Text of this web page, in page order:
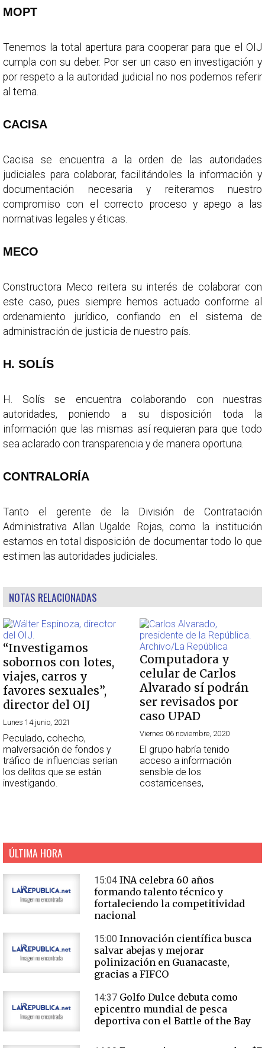
MOPT
Tenemos la total apertura para cooperar para que el OIJ
cumpla con su deber. Por ser un caso en investigación y
por respeto a la autoridad judicial no nos podemos referir
al tema.
CACISA
Cacisa se encuentra a la orden de las autoridades
judiciales para colaborar, facilitándoles la información y
documentación necesaria y reiteramos nuestro
compromiso con el correcto proceso y apego a las
normativas legales y éticas.
MECO
Constructora Meco reitera su interés de colaborar con
este caso, pues siempre hemos actuado conforme al
ordenamiento jurídico, confiando en el sistema de
administración de justicia de nuestro país.
H. SOLÍS
H. Solís se encuentra colaborando con nuestras
autoridades, poniendo a su disposición toda la
información que las mismas así requieran para que todo
sea aclarado con transparencia y de manera oportuna.
CONTRALORÍA
Tanto el gerente de la División de Contratación
Administrativa Allan Ugalde Rojas, como la institución
estamos en total disposición de documentar todo lo que
estimen las autoridades judiciales.
NOTAS RELACIONADAS
“Investigamos
sobornos con lotes,
viajes, carros y
favores sexuales”,
director del OIJ
Lunes 14 junio, 2021
Peculado, cohecho,
malversación de fondos y
tráfico de influencias serían
los delitos que se están
investigando.
Computadora y
celular de Carlos
Alvarado sí podrán
ser revisados por
caso UPAD
Viernes 06 noviembre, 2020
El grupo habría tenido
acceso a información
sensible de los
costarricenses,
ÚLTIMA HORA
15:04 INA celebra 60 años
formando talento técnico y
fortaleciendo la competitividad
nacional
15:00 Innovación científica busca
salvar abejas y mejorar
polinización en Guanacaste,
gracias a FIFCO
14:37 Golfo Dulce debuta como
epicentro mundial de pesca
deportiva con el Battle of the Bay